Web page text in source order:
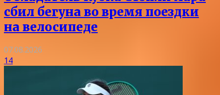
сбил бегуна во время поездки
на велосипеде
07.08.2026
14